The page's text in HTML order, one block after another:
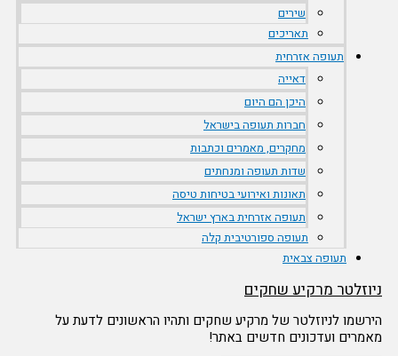
שירים
תאריכים
תעופה אזרחית
דאייה
היכן הם היום
חברות תעופה בישראל
מחקרים, מאמרים וכתבות
שדות תעופה ומנחתים
תאונות ואירועי בטיחות טיסה
תעופה אזרחית בארץ ישראל
תעופה ספורטיבית קלה
תעופה צבאית
ניוזלטר מרקיע שחקים
הירשמו לניוזלטר של מרקיע שחקים ותהיו הראשונים לדעת על
מאמרים ועדכונים חדשים באתר!